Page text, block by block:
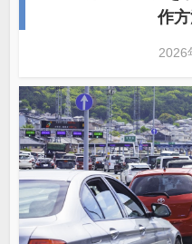
作
2026